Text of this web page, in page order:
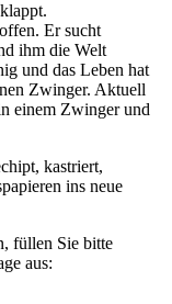
Er sucht
ihm die Welt
und das Leben hat
Zwinger. Aktuell
einem Zwinger und
kastriert,
ins neue
füllen Sie bitte
aus: